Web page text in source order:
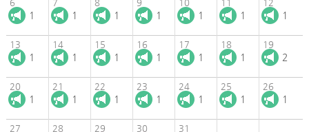
6
1
7
1
8
1
9
1
10
1
11
1
12
1
13
1
14
1
15
1
16
1
17
1
18
1
19
2
20
1
21
1
22
1
23
1
24
1
25
1
26
1
27 28 29 30 31